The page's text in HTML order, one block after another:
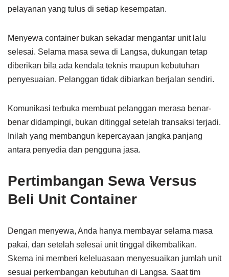
pelayanan yang tulus di setiap kesempatan.
Menyewa container bukan sekadar mengantar unit lalu
selesai. Selama masa sewa di Langsa, dukungan tetap
diberikan bila ada kendala teknis maupun kebutuhan
penyesuaian. Pelanggan tidak dibiarkan berjalan sendiri.
Komunikasi terbuka membuat pelanggan merasa benar-
benar didampingi, bukan ditinggal setelah transaksi terjadi.
Inilah yang membangun kepercayaan jangka panjang
antara penyedia dan pengguna jasa.
Pertimbangan Sewa Versus
Beli Unit Container
Dengan menyewa, Anda hanya membayar selama masa
pakai, dan setelah selesai unit tinggal dikembalikan.
Skema ini memberi keleluasaan menyesuaikan jumlah unit
sesuai perkembangan kebutuhan di Langsa. Saat tim